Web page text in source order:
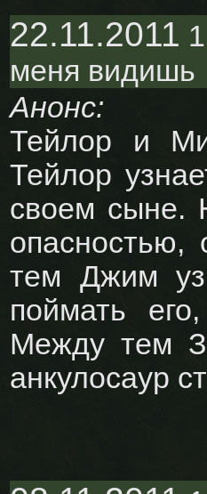
22.11.2011
меня видишь
Анонс:
Тейлор и
Тейлор
своем сыне.
тем Джим
поймать
Между тем
анкулосаур